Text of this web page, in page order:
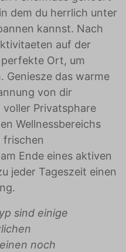
dem du herrlich unter
kannst. Nach
auf der
Ort, um
Geniesze das warme
von dir
Privatsphare
Wellnessbereichs
frischen
Ende eines aktiven
jeder Tageszeit einen
sind einige
noch